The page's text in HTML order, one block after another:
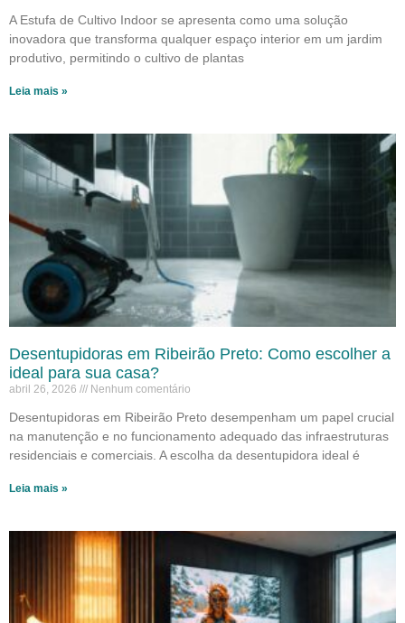
A Estufa de Cultivo Indoor se apresenta como uma solução
inovadora que transforma qualquer espaço interior em um jardim
produtivo, permitindo o cultivo de plantas
Leia mais »
Desentupidoras em Ribeirão Preto: Como escolher a
ideal para sua casa?
abril 26, 2026 Nenhum comentário
Desentupidoras em Ribeirão Preto desempenham um papel crucial
na manutenção e no funcionamento adequado das infraestruturas
residenciais e comerciais. A escolha da desentupidora ideal é
Leia mais »